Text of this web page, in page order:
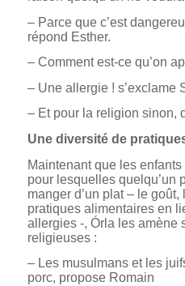
– Parce que c’est
répond Esther.
– Comment est-ce qu’on
– Une allergie ! s’exclame
– Et pour la religion sinon,
Une diversité de
Maintenant que les
pour lesquelles quelqu’un
manger d’un plat – le
pratiques alimentaires en
allergies -, Órla les amène
religieuses :
– Les musulmans et les
porc, propose Romain